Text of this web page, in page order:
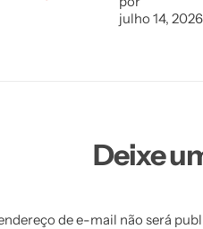
julho 14, 2026
Deixe
de e-mail não será